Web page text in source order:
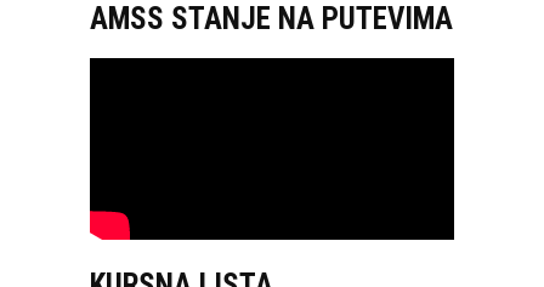
AMSS STANJE NA PUTEVIMA